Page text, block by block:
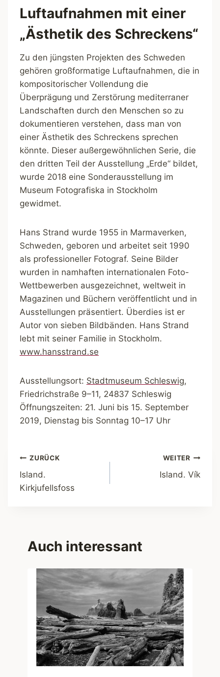
Luftaufnahmen mit einer
„Ästhetik des Schreckens“
Zu den jüngsten Projekten des Schweden
gehören großformatige Luftaufnahmen, die in
kompositorischer Vollendung die
Überprägung und Zerstörung mediterraner
Landschaften durch den Menschen so zu
dokumentieren verstehen, dass man von
einer Ästhetik des Schreckens sprechen
könnte. Dieser außergewöhnlichen Serie, die
den dritten Teil der Ausstellung „Erde“ bildet,
wurde 2018 eine Sonderausstellung im
Museum Fotografiska in Stockholm
gewidmet.
Hans Strand wurde 1955 in Marmaverken,
Schweden, geboren und arbeitet seit 1990
als professioneller Fotograf. Seine Bilder
wurden in namhaften internationalen Foto-
Wettbewerben ausgezeichnet, weltweit in
Magazinen und Büchern veröffentlicht und in
Ausstellungen präsentiert. Überdies ist er
Autor von sieben Bildbänden. Hans Strand
lebt mit seiner Familie in Stockholm.
www.hansstrand.se
Ausstellungsort: Stadtmuseum Schleswig,
Friedrichstraße 9–11, 24837 Schleswig
Öffnungszeiten: 21. Juni bis 15. September
2019, Dienstag bis Sonntag 10–17 Uhr
Beitragsnavigation
ZURÜCK
Island.
Kirkjufellsfoss
WEITER
Island. Vík
Auch interessant